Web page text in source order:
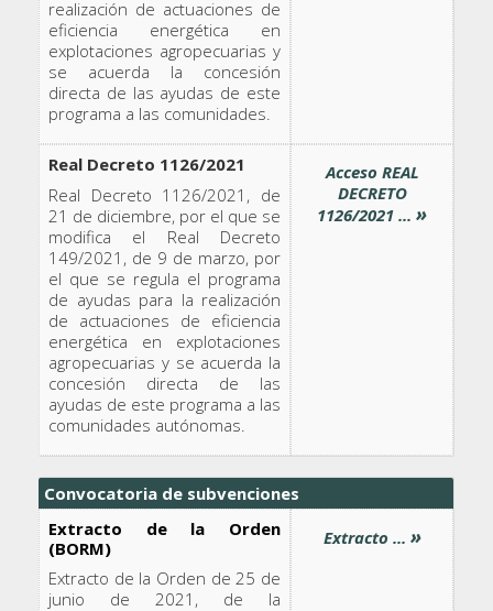
realización de actuaciones de
eficiencia energética en
explotaciones agropecuarias y
se acuerda la concesión
directa de las ayudas de este
programa a las comunidades.
Real Decreto 1126/2021
Real Decreto 1126/2021, de
21 de diciembre, por el que se
modifica el Real Decreto
149/2021, de 9 de marzo, por
el que se regula el programa
de ayudas para la realización
de actuaciones de eficiencia
energética en explotaciones
agropecuarias y se acuerda la
concesión directa de las
ayudas de este programa a las
comunidades autónomas.
Acceso REAL
DECRETO
1126/2021 ... »
Convocatoria de subvenciones
Extracto de la Orden
(BORM)
Extracto de la Orden de 25 de
junio de 2021, de la
Extracto ... »